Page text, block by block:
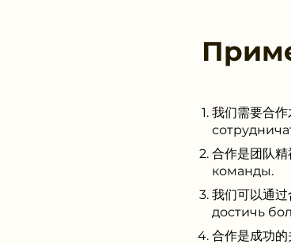
我们需要合
合作是团队
команды.
我们可以通
достичь
合作是成功